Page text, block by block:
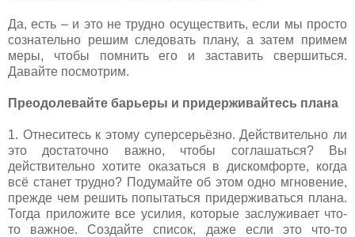
Да, есть – и это не трудно осуществить, если мы просто
сознательно решим следовать плану, а затем примем
меры, чтобы помнить его и заставить свершиться.
Давайте посмотрим.
Преодолевайте барьеры и придерживайтесь плана
1. Отнеситесь к этому суперсерьёзно. Действительно ли
это достаточно важно, чтобы соглашаться? Вы
действительно хотите оказаться в дискомфорте, когда
всё станет трудно? Подумайте об этом одно мгновение,
прежде чем решить попытаться придерживаться плана.
Тогда приложите все усилия, которые заслуживает что-
то важное. Создайте список, даже если это что-то